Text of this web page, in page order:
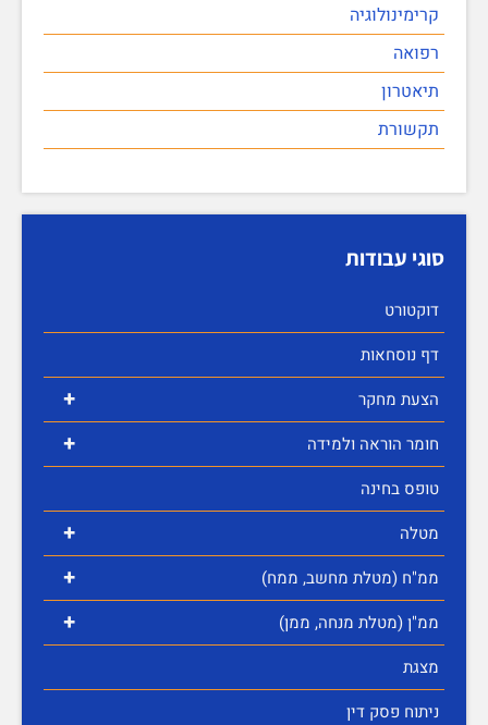
קרימינולוגיה
רפואה
תיאטרון
תקשורת
סוגי עבודות
דוקטורט
דף נוסחאות
+ הצעת מחקר
+
חומר הוראה ולמידה
טופס בחינה
+ מטלה
+ ממ"ח (מטלת מחשב, ממח)
+
ממ"ן (מטלת מנחה, ממן)
מצגת
ניתוח פסק דין